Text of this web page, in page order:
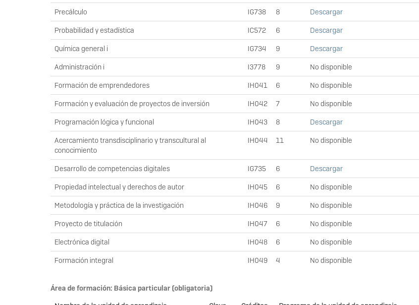
Precálculo IG738 8 Descargar
Probabilidad y estadística IC572 6 Descargar
Química general i IG734 9 Descargar
Administración i I3778 9 No disponible
Formación de emprendedores IH041 6 No disponible
Formación y evaluación de proyectos de inversión IH042 7 No disponible
Programación lógica y funcional IH043 8 Descargar
Acercamiento transdisciplinario y transcultural al
conocimiento
IH044 11 No disponible
Desarrollo de competencias digitales IG735 6 Descargar
Propiedad intelectual y derechos de autor IH045 6 No disponible
Metodología y práctica de la investigación IH046 9 No disponible
Proyecto de titulación IH047 6 No disponible
Electrónica digital IH048 6 No disponible
Formación integral IH049 4 No disponible
Área de formación: Básica particular (obligatoria)